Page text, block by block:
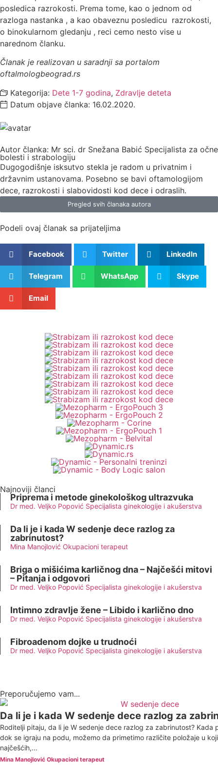
posledica razrokosti. Prema tome, kao o jednom od
razloga nastanka , a kao obaveznu posledicu razrokosti,
o binokularnom gledanju , reci cemo nesto vise u
narednom članku.
Članak je realizovan u saradnji sa portalom
oftalmologbeograd.rs
Kategorija: Dete 1-7 godina, Zdravlje deteta
Datum objave članka: 16.02.2020.
Autor članka: Mr sci. dr Snežana Babić Specijalista za očne
bolesti i strabologiju
Dugogodišnje isksutvo stekla je radom u privatnim i
državnim ustanovama. Posebno se bavi oftamologijom
dece, razrokosti i slabovidosti kod dece i odraslih.
Pregled svih članaka autora
Podeli ovaj članak sa prijateljima
Facebook Twitter LinkedIn
Telegram WhatsApp Skype
Email
Najnoviji članci
Priprema i metode ginekološkog ultrazvuka
Dr med. Veljko Popović Specijalista ginekologije i akušerstva
Da li je i kada W sedenje dece razlog za
zabrinutost?
Mina Manojlović Okupacioni terapeut
Briga o mišićima karličnog dna – Najčešći mitovi
– Pitanja i odgovori
Dr med. Veljko Popović Specijalista ginekologije i akušerstva
Intimno zdravlje žene – Libido i karlično dno
Dr med. Veljko Popović Specijalista ginekologije i akušerstva
Fibroadenom dojke u trudnoći
Dr med. Veljko Popović Specijalista ginekologije i akušerstva
Preporučujemo vam...
Da li je i kada W sedenje dece razlog za
Roditelji pitaju, da li je W sedenje dece razlog za zabrinutost? Kada
dok se igraju na podu, možemo da primetimo različite položaje u
najčešćih,...
Mina Manojlović Okupacioni terapeut